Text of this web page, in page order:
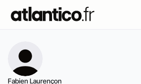
Fabien Laurençon